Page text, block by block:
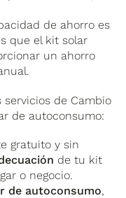
de ahorro es
que el kit solar
un ahorro
de Cambio
de autoconsumo:
gratuito y sin
de tu kit
o negocio.
de autoconsumo,